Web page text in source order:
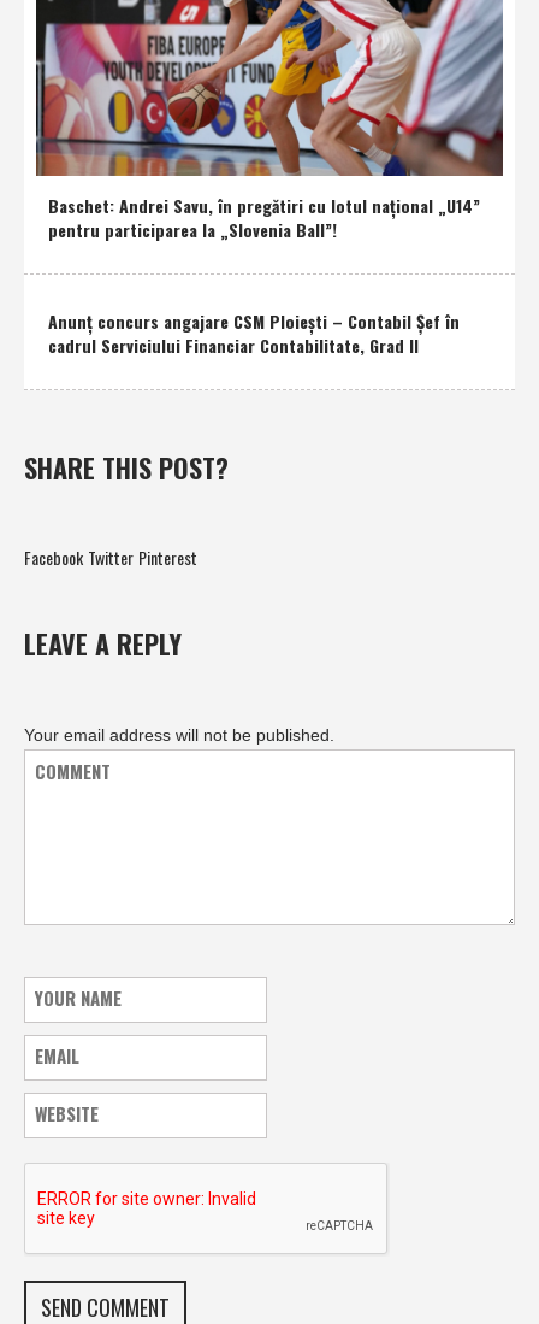
Baschet: Andrei Savu, în pregătiri cu lotul naţional „U14”
pentru participarea la „Slovenia Ball”!
Anunţ concurs angajare CSM Ploieşti – Contabil Şef în
cadrul Serviciului Financiar Contabilitate, Grad II
SHARE THIS POST?
Facebook Twitter Pinterest
LEAVE A REPLY
Your email address will not be published.